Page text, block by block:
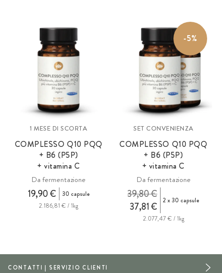
1 MESE DI SCORTA
COMPLESSO Q10 PQQ
+ B6 (P5P)
+ vitamina C
Da fermentazione
19,90 €
30 capsule
2.186,81 € / 1kg
-5%
SET CONVENIENZA
COMPLESSO Q10 PQQ
+ B6 (P5P)
+ vitamina C
Da fermentazione
37,81 €
39,80 € 2 x 30 capsule
2.077,47 € / 1kg
CONTATTI | SERVIZIO CLIENTI